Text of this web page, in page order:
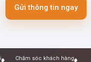
Gửi thông tin ngay
Chăm sóc khách hàng